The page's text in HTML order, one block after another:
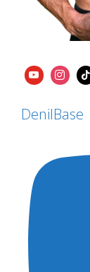
DenilBase